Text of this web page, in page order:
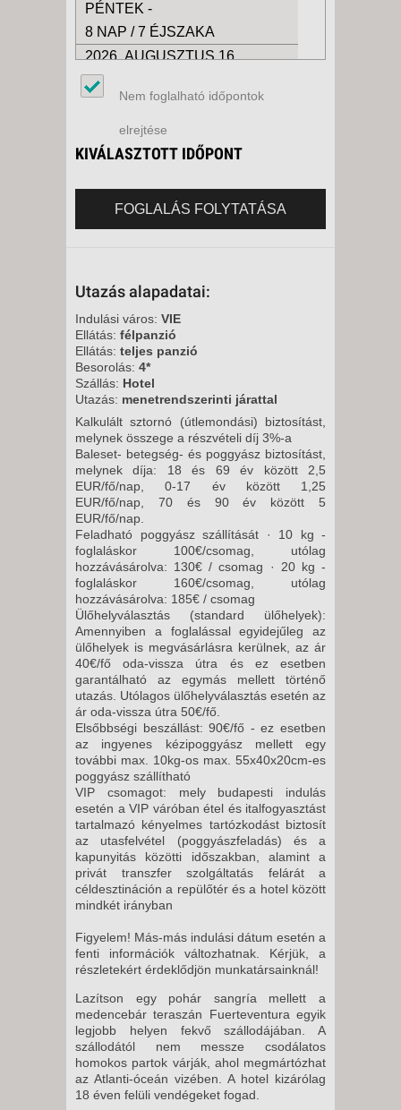
PÉNTEK -
8 NAP / 7 ÉJSZAKA
2026. AUGUSZTUS 16.,
VASÁRNAP -
8 NAP / 7 ÉJSZAKA
2026. AUGUSZTUS 21.,
PÉNTEK -
2026. AUGUSZTUS 23.,
PÉNTEK -
8 NAP / 7 ÉJSZAKA
2026. SZEPTEMBER 04.,
PÉNTEK -
8 NAP / 7 ÉJSZAKA
2026. SZEPTEMBER 06.,
VASÁRNAP -
8 NAP / 7 ÉJSZAKA
2026. SZEPTEMBER 11.,
PÉNTEK -
8 NAP / 7 ÉJSZAKA
2026. SZEPTEMBER 13.,
VASÁRNAP -
8 NAP / 7 ÉJSZAKA
2026. SZEPTEMBER 18.,
PÉNTEK -
8 NAP / 7 ÉJSZAKA
2026. SZEPTEMBER 20.,
VASÁRNAP -
8 NAP / 7 ÉJSZAKA
2026. SZEPTEMBER 25.,
PÉNTEK -
8 NAP / 7 ÉJSZAKA
2026. SZEPTEMBER 27.,
VASÁRNAP -
8 NAP / 7 ÉJSZAKA
2026. OKTÓBER 02., PÉNTEK -
2026. OKTÓBER 04.,
VASÁRNAP -
8 NAP / 7 ÉJSZAKA
2026. OKTÓBER 09., PÉNTEK -
8 NAP / 7 ÉJSZAKA
2026. OKTÓBER 11.,
VASÁRNAP -
Nem foglalható időpontok
elrejtése
KIVÁLASZTOTT IDŐPONT
FOGLALÁS FOLYTATÁSA
Utazás alapadatai:
Indulási város: VIE
Ellátás: félpanzió
Ellátás: teljes panzió
Besorolás: 4*
Szállás: Hotel
Utazás: menetrendszerinti járattal
Kalkulált sztornó (útlemondási) biztosítást,
melynek összege a részvételi díj 3%-a
Baleset- betegség- és poggyász biztosítást,
melynek díja: 18 és 69 év között 2,5
EUR/fő/nap, 0-17 év között 1,25
EUR/fő/nap, 70 és 90 év között 5
EUR/fő/nap.
Feladható poggyász szállítását · 10 kg -
foglaláskor 100€/csomag, utólag
hozzávásárolva: 130€ / csomag · 20 kg -
foglaláskor 160€/csomag, utólag
hozzávásárolva: 185€ / csomag
Ülőhelyválasztás (standard ülőhelyek):
Amennyiben a foglalással egyidejűleg az
ülőhelyek is megvásárlásra kerülnek, az ár
40€/fő oda-vissza útra és ez esetben
garantálható az egymás mellett történő
utazás. Utólagos ülőhelyválasztás esetén az
ár oda-vissza útra 50€/fő.
Elsőbbségi beszállást: 90€/fő - ez esetben
az ingyenes kézipoggyász mellett egy
további max. 10kg-os max. 55x40x20cm-es
poggyász szállítható
VIP csomagot: mely budapesti indulás
esetén a VIP váróban étel és italfogyasztást
tartalmazó kényelmes tartózkodást biztosít
az utasfelvétel (poggyászfeladás) és a
kapunyitás közötti időszakban, alamint a
privát transzfer szolgáltatás felárát a
céldesztináción a repülőtér és a hotel között
mindkét irányban
Figyelem! Más-más indulási dátum esetén a
fenti információk változhatnak. Kérjük, a
részletekért érdeklődjön munkatársainknál!
Lazítson egy pohár sangría mellett a
medencebár teraszán Fuerteventura egyik
legjobb helyen fekvő szállodájában. A
szállodától nem messze csodálatos
homokos partok várják, ahol megmártózhat
az Atlanti-óceán vizében. A hotel kizárólag
18 éven felüli vendégeket fogad.